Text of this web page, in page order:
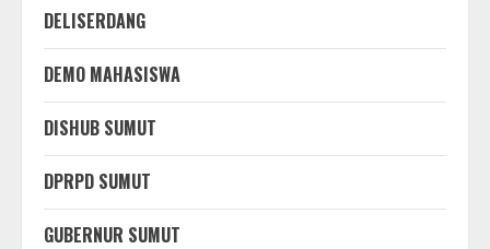
DELISERDANG
DEMO MAHASISWA
DISHUB SUMUT
DPRPD SUMUT
GUBERNUR SUMUT